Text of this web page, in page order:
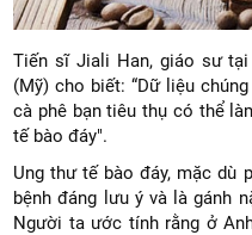
Tiến sĩ Jiali Han, giáo sư tại
(Mỹ) cho biết: “Dữ liệu
cà phê bạn tiêu thụ có thể
tế bào đáy".
Ung thư tế bào đáy, mặc dù
bệnh đáng lưu ý và là gánh
Người ta ước tính rằng ở